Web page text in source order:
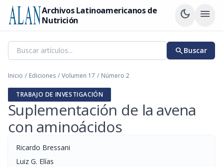
Archivos Latinoamericanos de
Nutrición
dark_mode menu
searchBuscar
Inicio / Ediciones / Volumen 17 / Número 2
TRABAJO DE INVESTIGACIÓN
Suplementación de la avena
con aminoácidos
Ricardo Bressani
Luiz G. Elías